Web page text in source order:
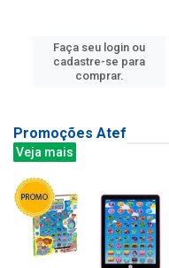
Faça seu login ou
cadastre-se para
comprar.
Promoções Atef
Veja mais